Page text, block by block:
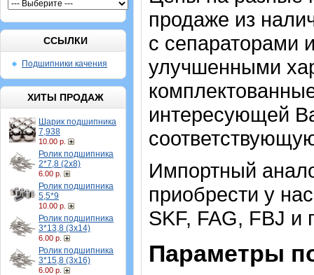
ССЫЛКИ
Подшипники качения
ХИТЫ ПРОДАЖ
Шарик подшипника
7,938
10.00 р.
Ролик подшипника
2*7,8 (2х8)
6.00 р.
Ролик подшипника
5,5*9
10.00 р.
Ролик подшипника
3*13,8 (3х14)
6.00 р.
Ролик подшипника
3*15,8 (3х16)
6.00 р.
продаже из
с сепараторами
улучшенными
интересующей
Импортный
приобрести у
SKF, FAG, FBJ
Параметры